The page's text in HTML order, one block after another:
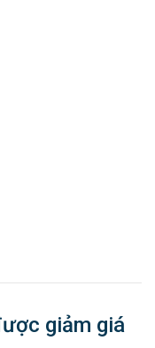
giảm giá